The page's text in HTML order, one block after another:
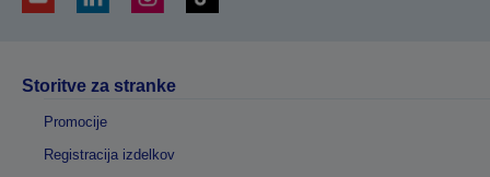
Storitve za stranke
Promocije
Registracija izdelkov